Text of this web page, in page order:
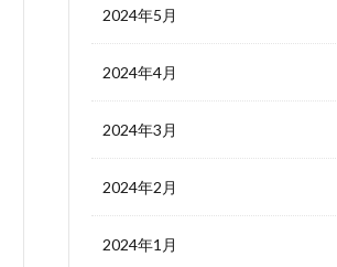
2024年5月
2024年4月
2024年3月
2024年2月
2024年1月